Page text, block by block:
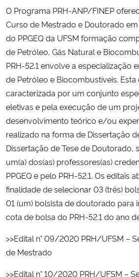
Ministério da Ciência, Tecnologia, Inovações e
Ministério do Meio Ambiente
Ministério do Turismo
Ministério do Desenvolvimento Regional
Controladoria-Geral da União
Ministério da Mulher, da Família e dos Direitos
Secretaria-Geral
Secretaria de Governo
Gabinete de Segurança Institucional
Banco Central do Brasil
O Programa PRH-ANP/FINEP
Curso de Mestrado e Doutorado
do PPGEQ da UFSM formação
de Petróleo, Gás Natural e
PRH-52.1 envolve a especialização
de Petróleo e Biocombustíveis. Esta
caracterizada por um conjunto
eletivas e pela execução de um
desenvolvimento teórico e/ou
realizado na forma de Dissertação
Dissertação de Tese de Doutorado,
um(a) dos(as) professores(as)
PPGEQ e pelo PRH-52.1. Os editais
finalidade de selecionar 03 (três)
01 (um) bolsista de doutorado para
cota de bolsa do PRH-52.1 do ano
>>Edital n° 09/2020 PRH/UFSM –
de Mestrado
>>Edital n° 10/2020 PRH/UFSM –